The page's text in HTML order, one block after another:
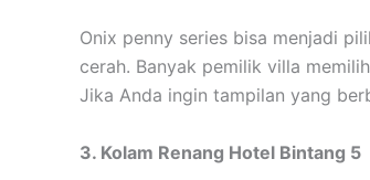
Onix penny series bisa menjadi
cerah. Banyak pemilik villa
Jika Anda ingin tampilan yang
3. Kolam Renang Hotel Bintang 5